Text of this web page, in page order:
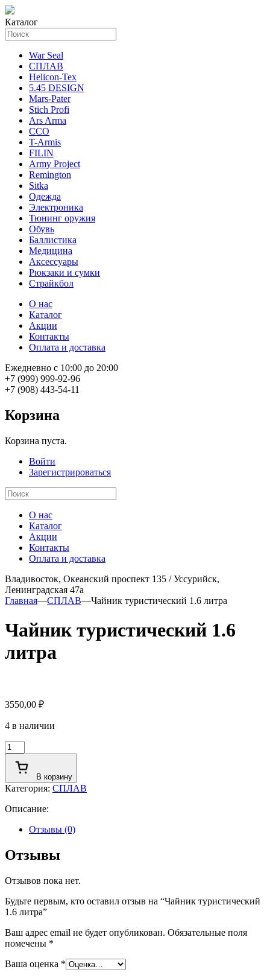
Каталог
War Seal
СПЛАВ
Helicon-Tex
5.45 DESIGN
Mars-Pater
Stich Profi
Ars Arma
ССО
T-Armis
FILIN
Army Project
Remington
Sitka
Одежда
Электроника
Тюнинг оружия
Обувь
Баллистика
Медицина
Аксессуары
Рюкзаки и сумки
Страйкбол
О нас
Каталог
Акции
Контакты
Оплата и доставка
Ежедневно с 10:00 до 20:00
+7 (999) 999-92-96
+7 (908) 443-54-11
Корзина
Корзина пуста.
Войти
Зарегистрироваться
О нас
Каталог
Акции
Контакты
Оплата и доставка
Владивосток, Океанский проспект 135 / Уссурийск,
Ленинградская 47а
Главная—СПЛАВ—Чайник туристический 1.6 литра
Чайник туристический 1.6
литра
3550,00 ₽
4 в наличии
Количество
товара
Чайник
туристический
1.6
В корзину
Категория: СПЛАВ
Описание:
Отзывы (0)
Отзывы
Отзывов пока нет.
Будьте первым, кто оставил отзыв на “Чайник туристический
1.6 литра”
Ваш адрес email не будет опубликован. Обязательные поля
помечены *
Ваша оценка *